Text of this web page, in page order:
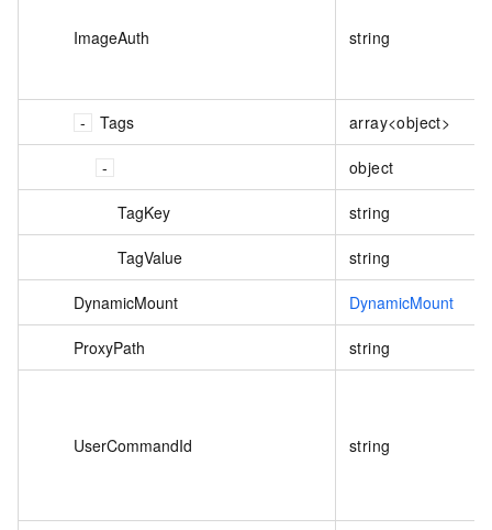
ImageAuth string
Tags array<object>
object
TagKey string
TagValue string
DynamicMount DynamicMount
ProxyPath string
UserCommandId string